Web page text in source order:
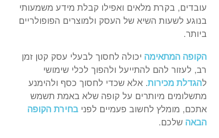
עובדים, בקרת מלאים ואפילו קבלת מידע משמעותי
בנוגע לשעות השיא של העסק ולמוצרים הפופולריים
ביותר.
הקופה המתאימה יכולה לחסוך לבעלי עסק קטן זמן
רב, לעזור להם להתייעל ולהפוך לכלי שימושי
להגדלת מכירות. אלא שכדי לחסוך כסף ולהימנע
מתשלומים מיותרים על קופה שלא באמת תשמש
אתכם, מומלץ לחשוב פעמיים לפני בחירת הקופה
הבאה שלכם.